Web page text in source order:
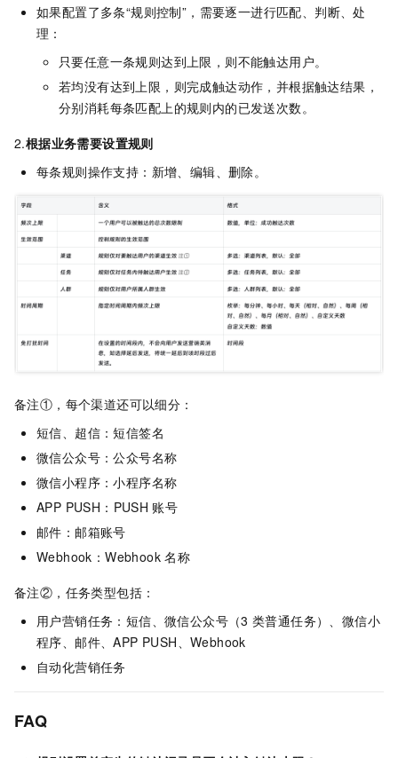
如果配置了多条“规则控制”，需要逐一进行匹配、判断、处
理：
只要任意一条规则达到上限，则不能触达用户。
若均没有达到上限，则完成触达动作，并根据触达结果，
分别消耗每条匹配上的规则内的已发送次数。
2.根据业务需要设置规则
每条规则操作支持：新增、编辑、删除。
备注①，每个渠道还可以细分：
短信、超信：短信签名
微信公众号：公众号名称
微信小程序：小程序名称
APP PUSH：PUSH 账号
邮件：邮箱账号
Webhook：Webhook 名称
备注②，任务类型包括：
用户营销任务：短信、微信公众号（3 类普通任务）、微信小
程序、邮件、APP PUSH、Webhook
自动化营销任务
FAQ